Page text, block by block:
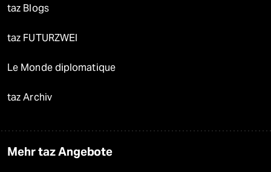
taz Blogs
taz FUTURZWEI
Le Monde diplomatique
taz Archiv
Mehr taz Angebote